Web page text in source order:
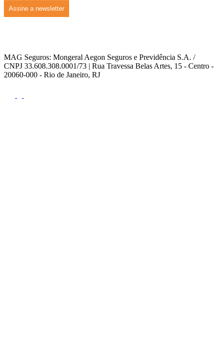
MAG Seguros: Mongeral Aegon Seguros e Previdência S.A. /
CNPJ 33.608.308.0001/73 | Rua Travessa Belas Artes, 15 - Centro -
20060-000 - Rio de Janeiro, RJ